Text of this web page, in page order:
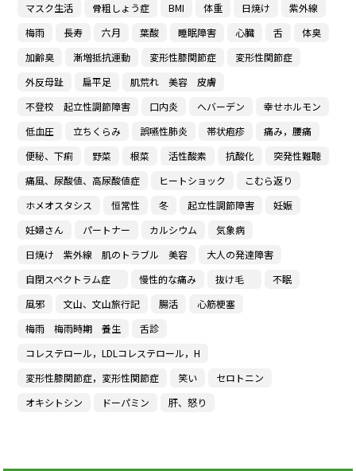
マスク生活
骨粗しょう症 BMI 体重 日焼け
紫外線
梅雨
長寿 六月 葉酸 睡眠障害 心臓 舌
体臭
加齢臭
漸増抵抗運動 変形性膝関節症
変形性関節症
外反母趾
扁平足
肌荒れ 美容 皮膚
不登校 起立性調節障害
口内炎 へバーデン
幸せホルモン
低血圧
立ちくらみ 誤嚥性肺炎 帯状疱疹
痛み，腰痛
便秘、下痢
野菜 根菜 活性酸素 抗酸化
突発性難聴
痛風、尿酸値、高尿酸値症
ヒートショック
こむら返り
ホメオスタシス
恒常性 冬 起立性調節障害
妊娠
妊婦さん
パートナー カルシウム
気象病
日焼け 紫外線 肌のトラブル 美容
大人の発達障害
自閉スペクトラム症
慢性的な痛み 抜け毛
不眠
風邪
文山、文山旅行記 腸活
心筋梗塞
梅雨 梅雨時期 養生
舌診
コレステロール，LDLコレステロール，H
変形性膝関節症，変形性関節症
笑い
セロトニン
オキシトシン
ドーパミン 肝、怒り